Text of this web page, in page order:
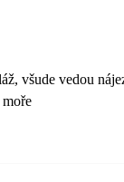
všude vedou